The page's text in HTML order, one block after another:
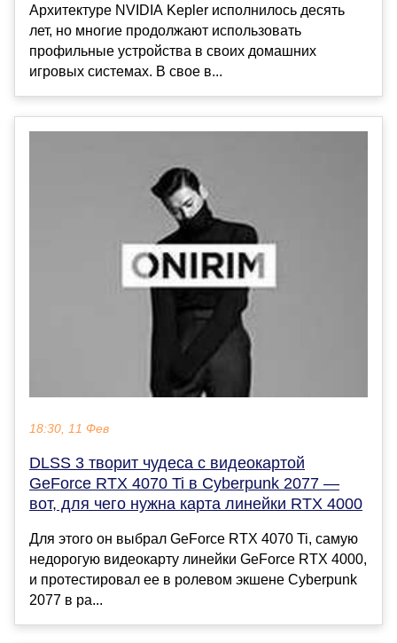
Архитектуре NVIDIA Kepler исполнилось десять
лет, но многие продолжают использовать
профильные устройства в своих домашних
игровых системах. В свое в...
18:30, 11 Фев
DLSS 3 творит чудеса с видеокартой
GeForce RTX 4070 Ti в Cyberpunk 2077 —
вот, для чего нужна карта линейки RTX 4000
Для этого он выбрал GeForce RTX 4070 Ti, самую
недорогую видеокарту линейки GeForce RTX 4000,
и протестировал ее в ролевом экшене Cyberpunk
2077 в ра...